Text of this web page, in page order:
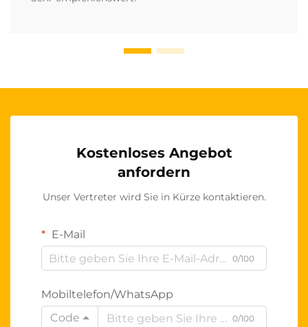
Kostenloses Angebot
anfordern
Unser Vertreter wird Sie in Kürze kontaktieren.
E-Mail
0/100
Mobiltelefon/WhatsApp
Code
0/100